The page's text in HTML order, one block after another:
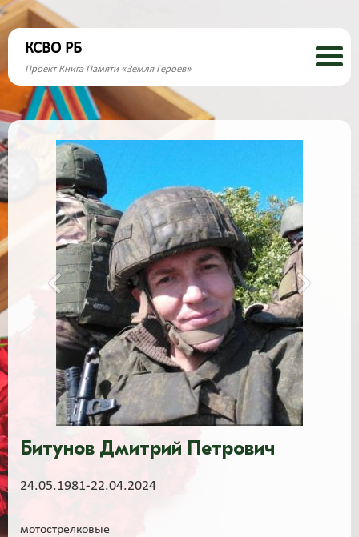
КСВО РБ
Проект Книга Памяти «Земля Героев»
Битунов Дмитрий Петрович
24.05.1981-22.04.2024
мотострелковые